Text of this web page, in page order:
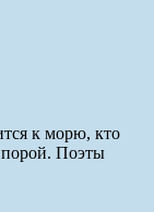
к морю, кто
порой. Поэты